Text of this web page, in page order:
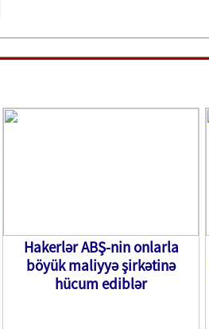
Hakerlər ABŞ-nin onlarla
böyük maliyyə şirkətinə
hücum ediblər